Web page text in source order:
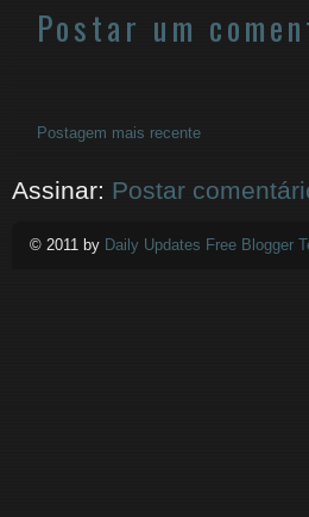
Postar um
Postagem mais recente
Assinar: Postar
© 2011 by Daily Updates Free Blogger